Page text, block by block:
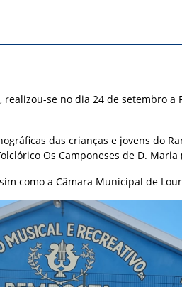
se no dia 24 de setembro
das crianças e jovens do
Os Camponeses de D. Maria
como a Câmara Municipal de